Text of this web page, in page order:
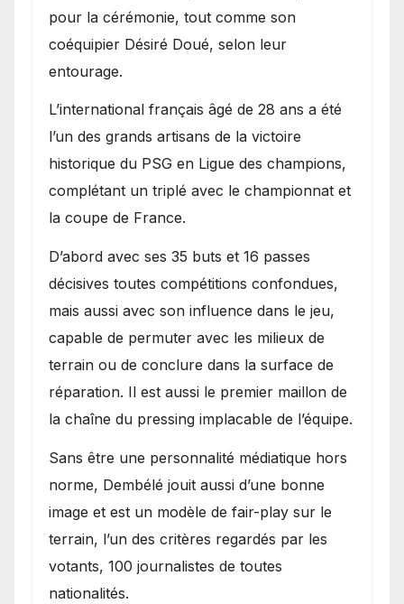
pour la cérémonie, tout comme son
coéquipier Désiré Doué, selon leur
entourage.
L’international français âgé de 28 ans a été
l’un des grands artisans de la victoire
historique du PSG en Ligue des champions,
complétant un triplé avec le championnat et
la coupe de France.
D’abord avec ses 35 buts et 16 passes
décisives toutes compétitions confondues,
mais aussi avec son influence dans le jeu,
capable de permuter avec les milieux de
terrain ou de conclure dans la surface de
réparation. Il est aussi le premier maillon de
la chaîne du pressing implacable de l’équipe.
Sans être une personnalité médiatique hors
norme, Dembélé jouit aussi d’une bonne
image et est un modèle de fair-play sur le
terrain, l’un des critères regardés par les
votants, 100 journalistes de toutes
nationalités.